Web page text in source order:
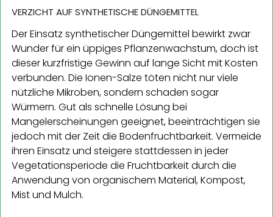
VERZICHT AUF SYNTHETISCHE DÜNGEMITTEL
Der Einsatz synthetischer Düngemittel bewirkt zwar
Wunder für ein üppiges Pflanzenwachstum, doch ist
dieser kurzfristige Gewinn auf lange Sicht mit Kosten
verbunden. Die Ionen-Salze töten nicht nur viele
nützliche Mikroben, sondern schaden sogar
Würmern. Gut als schnelle Lösung bei
Mangelerscheinungen geeignet, beeinträchtigen sie
jedoch mit der Zeit die Bodenfruchtbarkeit. Vermeide
ihren Einsatz und steigere stattdessen in jeder
Vegetationsperiode die Fruchtbarkeit durch die
Anwendung von organischem Material, Kompost,
Mist und Mulch.